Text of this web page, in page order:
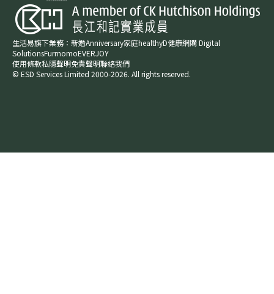
生活易旗下業務： 新婚​Anniversary​家庭​healthyD​健康網購Digital
SolutionsFurmomoEVERJOY​
使用條款私隱聲明免責聲明聯絡我們
© ESD Services Limited 2000-2026. All rights reserved.